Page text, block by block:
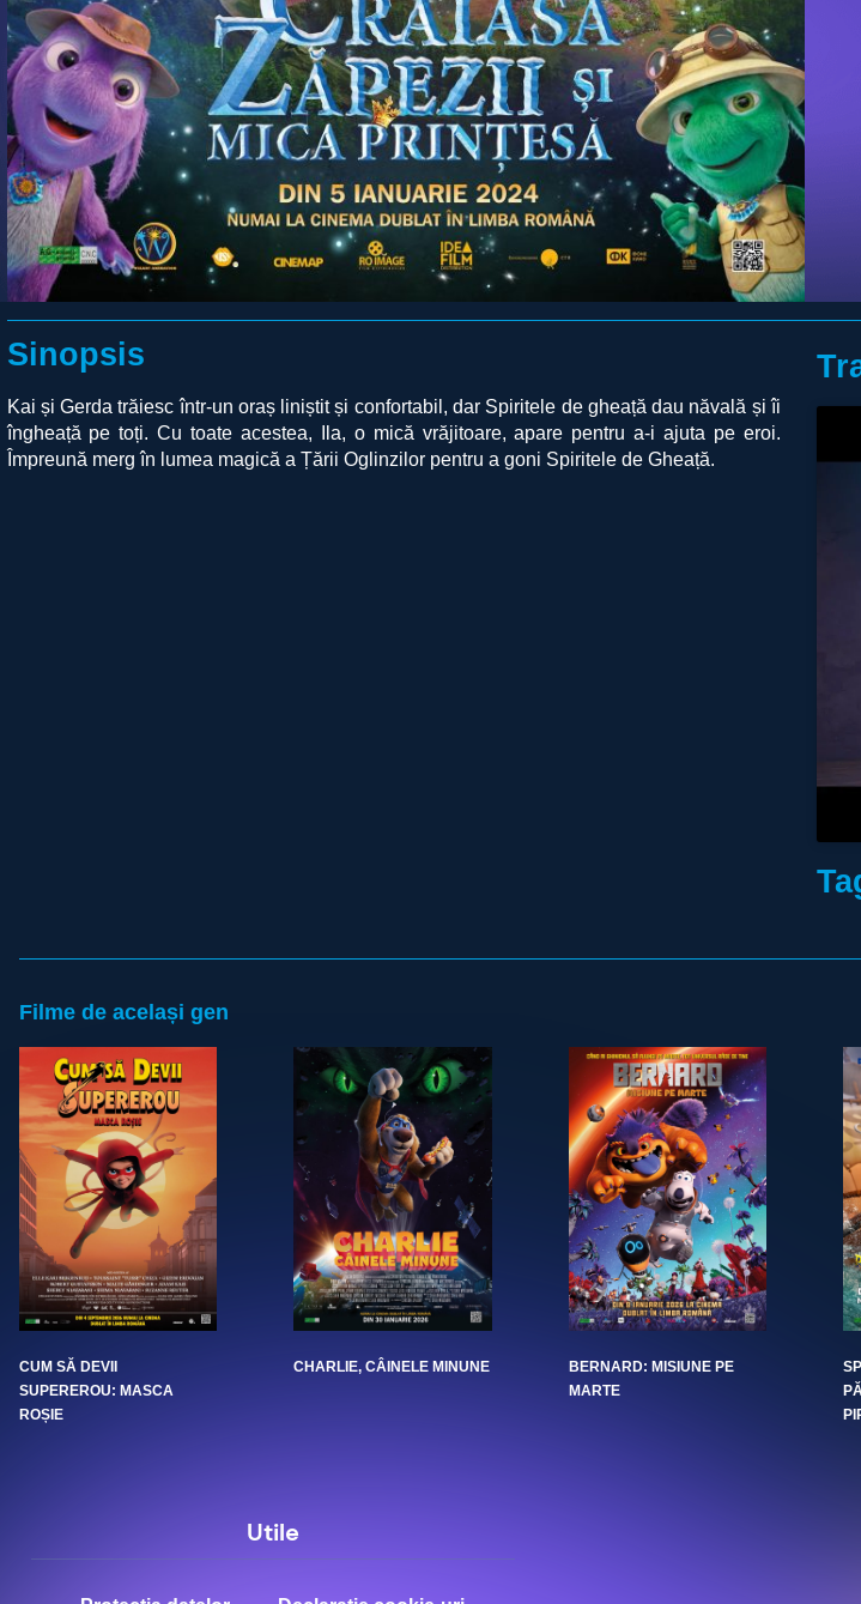
Sinopsis
Kai și Gerda trăiesc într-un oraș liniștit și confortabil, dar Spiritele de gheață dau năvală și îi
îngheață pe toți. Cu toate acestea, Ila, o mică vrăjitoare, apare pentru a-i ajuta pe eroi.
Împreună merg în lumea magică a Țării Oglinzilor pentru a goni Spiritele de Gheață.
Filme de același gen
CUM SĂ DEVII
SUPEREROU: MASCA
ROȘIE
CHARLIE, CÂINELE MINUNE
BERNARD: MISIUNE PE
MARTE
Utile